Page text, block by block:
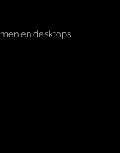
en desktops